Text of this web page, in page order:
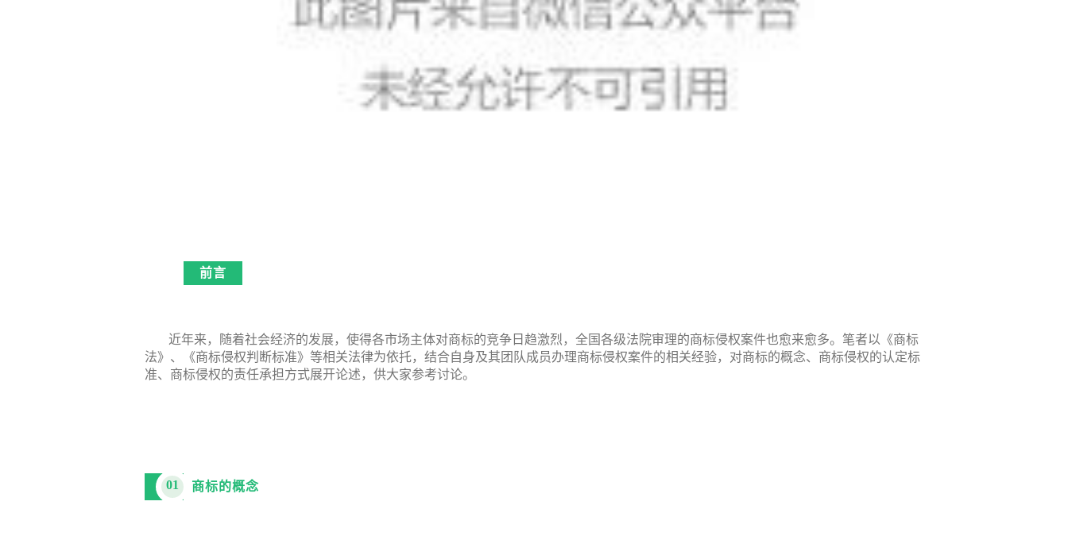
前言
近年来，随着社会经济的发展，使得各市场主体对商标的竞争日趋激烈，全国各级法院审理的商标侵权案件也愈来愈多。笔者以《商标
法》、《商标侵权判断标准》等相关法律为依托，结合自身及其团队成员办理商标侵权案件的相关经验，对商标的概念、商标侵权的认定标
准、商标侵权的责任承担方式展开论述，供大家参考讨论。
01 商标的概念